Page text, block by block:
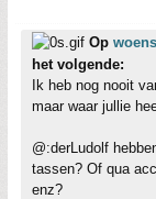
Op
het volgende:
Ik heb nog nooit
maar waar jullie
@:derLudolf
tassen? Of qua
enz?